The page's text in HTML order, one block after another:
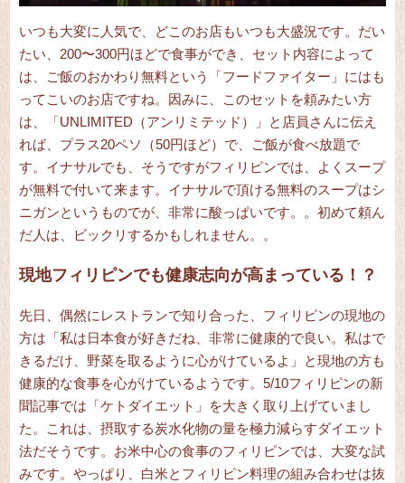
いつも大変に人気で、どこのお店もいつも大盛況です。だい
たい、200〜300円ほどで食事ができ、セット内容によって
は、ご飯のおかわり無料という「フードファイター」にはも
ってこいのお店ですね。因みに、このセットを頼みたい方
は、「UNLIMITED（アンリミテッド）」と店員さんに伝え
れば、プラス20ペソ（50円ほど）で、ご飯が食べ放題で
す。イナサルでも、そうですがフィリピンでは、よくスープ
が無料で付いて来ます。イナサルで頂ける無料のスープはシ
ニガンというものでが、非常に酸っぱいです。。初めて頼ん
だ人は、ビックリするかもしれません。。
現地フィリピンでも健康志向が高まっている！？
先日、偶然にレストランで知り合った、フィリピンの現地の
方は「私は日本食が好きだね、非常に健康的で良い。私はで
きるだけ、野菜を取るように心がけているよ」と現地の方も
健康的な食事を心がけているようです。5/10フィリピンの新
聞記事では「ケトダイエット」を大きく取り上げていまし
た。これは、摂取する炭水化物の量を極力減らすダイエット
法だそうです。お米中心の食事のフィリピンでは、大変な試
みです。やっぱり、白米とフィリピン料理の組み合わせは抜